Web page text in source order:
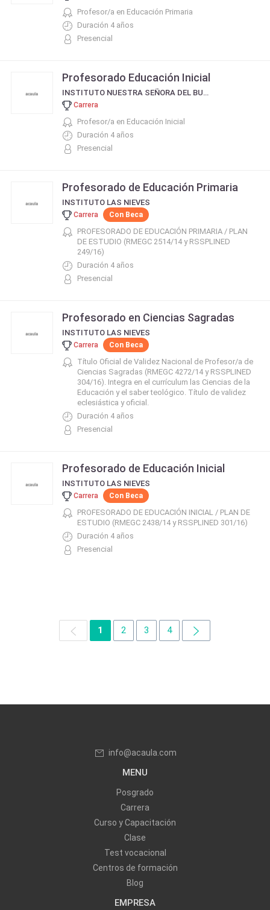
Profesor/a en Educación Primaria
Duración 4 años
Presencial
Profesorado Educación Inicial
INSTITUTO NUESTRA SEÑORA DEL BUEN Y PERPETUO SOCORRO
Carrera
Profesor/a en Educación Inicial
Duración 4 años
Presencial
Profesorado de Educación Primaria
INSTITUTO LAS NIEVES
Carrera Con Beca
PROFESORADO DE EDUCACIÓN PRIMARIA / PLAN
DE ESTUDIO (RMEGC 2514/14 y RSSPLINED
249/16)
Duración 4 años
Presencial
Profesorado en Ciencias Sagradas
INSTITUTO LAS NIEVES
Carrera Con Beca
Título Oficial de Validez Nacional de Profesor/a de
Ciencias Sagradas (RMEGC 4272/14 y RSSPLINED
304/16). Integra en el currículum las Ciencias de la
Educación y el saber teológico. Título de validez
eclesiástica y oficial.
Duración 4 años
Presencial
Profesorado de Educación Inicial
INSTITUTO LAS NIEVES
Carrera Con Beca
PROFESORADO DE EDUCACIÓN INICIAL / PLAN DE
ESTUDIO (RMEGC 2438/14 y RSSPLINED 301/16)
Duración 4 años
Presencial
1 2 3 4
info@acaula.com
MENU
Posgrado
Carrera
Curso y Capacitación
Clase
Test vocacional
Centros de formación
Blog
EMPRESA